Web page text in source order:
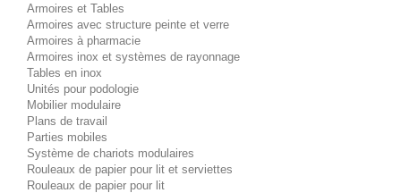
Armoires et Tables
Armoires avec structure peinte et verre
Armoires à pharmacie
Armoires inox et systèmes de rayonnage
Tables en inox
Unités pour podologie
Mobilier modulaire
Plans de travail
Parties mobiles
Système de chariots modulaires
Rouleaux de papier pour lit et serviettes
Rouleaux de papier pour lit